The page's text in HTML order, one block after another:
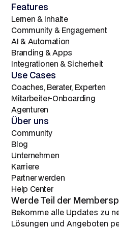
Features
Lernen & Inhalte
Community & Engagement
AI & Automation
Branding & Apps
Integrationen & Sicherheit
Use Cases
Coaches, Berater, Experten
Mitarbeiter-Onboarding
Agenturen
Über uns
Community
Blog
Unternehmen
Karriere
Partner werden
Help Center
Werde Teil der
Bekomme alle Updates zu
Lösungen und Angeboten